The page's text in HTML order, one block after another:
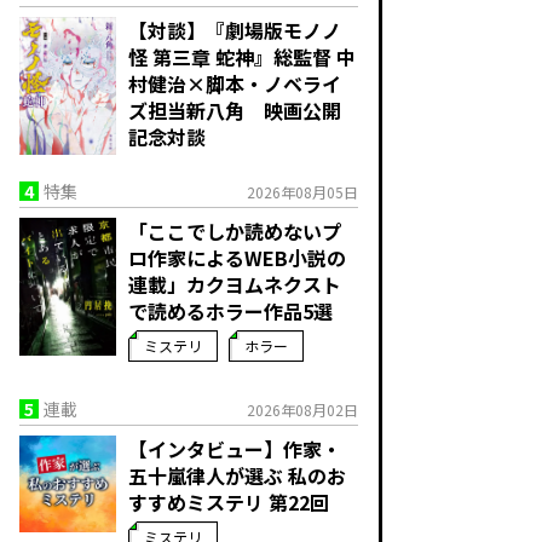
【対談】『劇場版モノノ
怪 第三章 蛇神』総監督 中
村健治×脚本・ノベライ
ズ担当新八角 映画公開
記念対談
4 特集 2026年08月05日
「ここでしか読めないプ
ロ作家によるWEB小説の
連載」――カクヨムネクスト
で読めるホラー作品5選
ミステリ ホラー
5 連載 2026年08月02日
【インタビュー】作家・
五十嵐律人が選ぶ 私のお
すすめミステリ 第22回
ミステリ